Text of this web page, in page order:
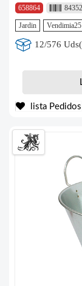
658864
Jardin Vendimia25
12/576
lista Pedidos